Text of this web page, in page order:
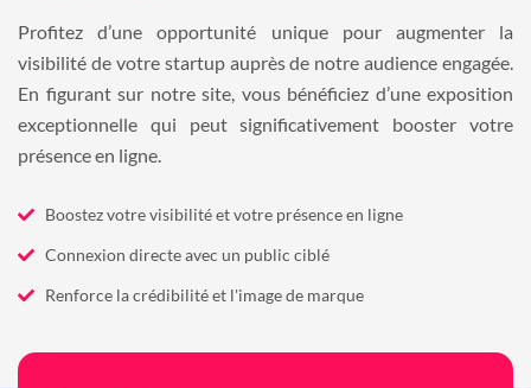
Profitez d’une opportunité unique pour augmenter la
visibilité de votre startup auprès de notre audience engagée.
En figurant sur notre site, vous bénéficiez d’une exposition
exceptionnelle qui peut significativement booster votre
présence en ligne.
Boostez votre visibilité et votre présence en ligne
Connexion directe avec un public ciblé
Renforce la crédibilité et l'image de marque